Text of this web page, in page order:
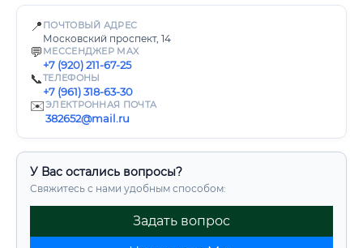
📍 ПОЧТОВЫЙ АДРЕС
Московский проспект, 14
💬 МЕССЕНДЖЕР MAX
+7 (920) 211-67-25
📞ТЕЛЕФОНЫ
+7 (961) 318-63-30
✉️ЭЛЕКТРОННАЯ ПОЧТА
382652@mail.ru
У Вас остались вопросы?
Свяжитесь с нами удобным способом:
Задать вопрос